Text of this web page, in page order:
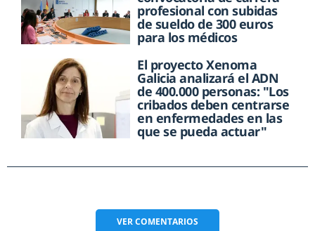
profesional con subidas
de sueldo de 300 euros
para los médicos
El proyecto Xenoma
Galicia analizará el ADN
de 400.000 personas: "Los
cribados deben centrarse
en enfermedades en las
que se pueda actuar"
VERCOMENTARIOS